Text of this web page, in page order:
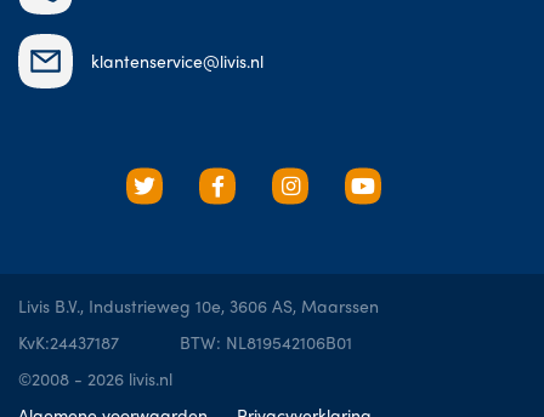
klantenservice@livis.nl
Livis B.V., Industrieweg 10e, 3606 AS, Maarssen
KvK:24437187
BTW: NL819542106B01
©2008 - 2026 livis.nl